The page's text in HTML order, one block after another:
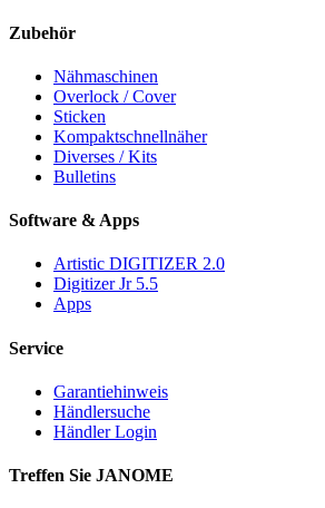
Zubehör
Nähmaschinen
Overlock / Cover
Sticken
Kompaktschnellnäher
Diverses / Kits
Bulletins
Software & Apps
Artistic DIGITIZER 2.0
Digitizer Jr 5.5
Apps
Service
Garantiehinweis
Händlersuche
Händler Login
Treffen Sie JANOME